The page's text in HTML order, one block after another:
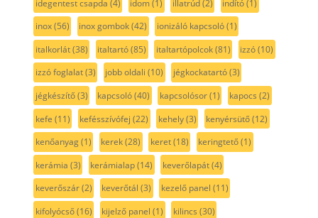
idegentest csapda (4) idom(1) illatrúd (2) indító(1)
inox(56) inox gombok(42) ionizáló kapcsoló(1)
italkorlát(38) italtartó(85) italtartópolcok(81) izzó(10)
izzó foglalat(3) jobb oldali (10) jégkockatartó(3)
jégkészítő(3) kapcsoló(40) kapcsolósor(1) kapocs (2)
kefe (11) kefésszívófej (22) kehely(3) kenyérsütő(12)
kenőanyag(1) kerek(28) keret(18) keringtető(1)
kerámia (3) kerámialap(14) keverőlapát(4)
keverőszár(2) keverőtál (3) kezelő panel (11)
kifolyócső(16) kijelző panel (1) kilincs (30)